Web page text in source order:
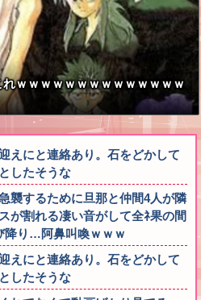
ｗｗｗｗｗｗｗｗｗｗｗｗｗｗ
えにと連絡あり。石をどかして
したそうな
襲するために旦那と仲間4人が隣
が割れる凄い音がして全ﾈ果の間
降り…阿鼻叫喚ｗｗｗ
えにと連絡あり。石をどかして
したそうな